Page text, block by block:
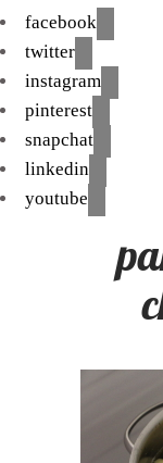
facebook
twitter
instagram
pinterest
snapchat
linkedin
youtube